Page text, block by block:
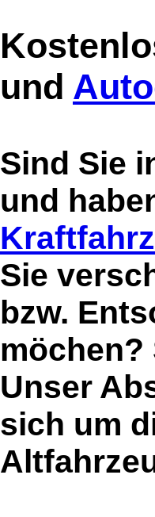
und
Sind Sie
und
Sie
bzw.
möchen?
Unser
sich um